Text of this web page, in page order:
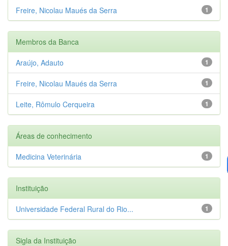
1
Freire, Nicolau Maués da Serra
Membros da Banca
1
Araújo, Adauto
1
Freire, Nicolau Maués da Serra
1
Leite, Rômulo Cerqueira
Áreas de conhecimento
1
Medicina Veterinária
Instituição
1
Universidade Federal Rural do Rio...
Sigla da Instituição